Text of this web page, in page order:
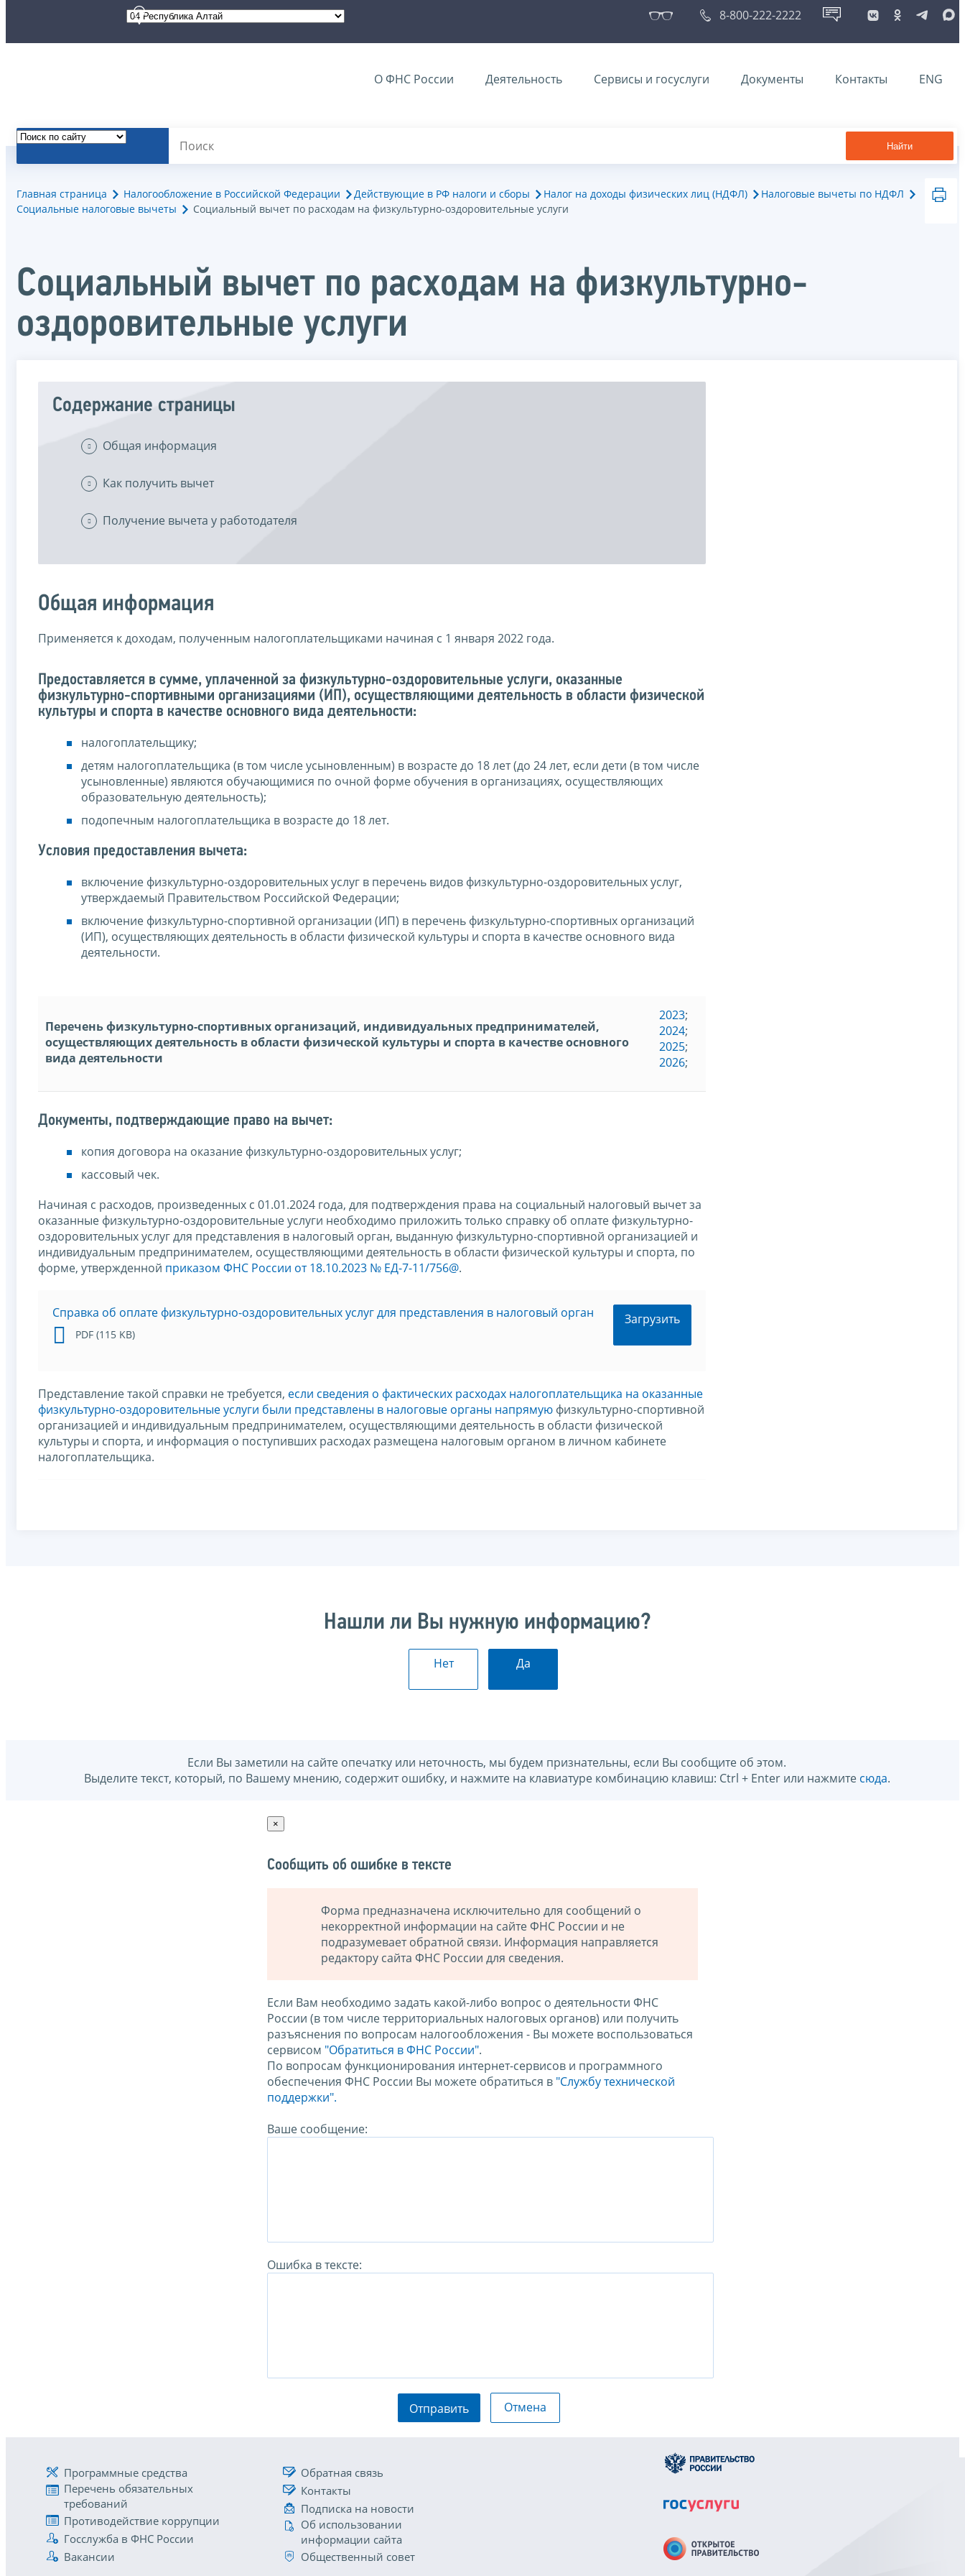
8-800-222-2222
О ФНС России Деятельность Сервисы и госуслуги Документы Контакты ENG
Найти
Главная страница Налогообложение в Российской Федерации Действующие в РФ налоги и сборы Налог на доходы физических лиц (НДФЛ)
Налоговые вычеты по НДФЛ
Социальные налоговые вычеты
Социальный вычет по расходам на физкультурно-оздоровительные услуги
Социальный вычет по расходам на физкультурно-
оздоровительные услуги
Содержание страницы
Общая информация
Как получить вычет
Получение вычета у работодателя
Общая информация
Применяется к доходам, полученным налогоплательщиками начиная с 1 января 2022 года.
Предоставляется в сумме, уплаченной за физкультурно-оздоровительные услуги, оказанные
физкультурно-спортивными организациями (ИП), осуществляющими деятельность в области физической
культуры и спорта в качестве основного вида деятельности:
налогоплательщику;
детям налогоплательщика (в том числе усыновленным) в возрасте до 18 лет (до 24 лет, если дети (в том числе
усыновленные) являются обучающимися по очной форме обучения в организациях, осуществляющих
образовательную деятельность);
подопечным налогоплательщика в возрасте до 18 лет.
Условия предоставления вычета:
включение физкультурно-оздоровительных услуг в перечень видов физкультурно-оздоровительных услуг,
утверждаемый Правительством Российской Федерации;
включение физкультурно-спортивной организации (ИП) в перечень физкультурно-спортивных организаций
(ИП), осуществляющих деятельность в области физической культуры и спорта в качестве основного вида
деятельности.
Перечень физкультурно-спортивных организаций, индивидуальных предпринимателей,
осуществляющих деятельность в области физической культуры и спорта в качестве основного
вида деятельности
2023;
2024;
2025;
2026;
Документы, подтверждающие право на вычет:
копия договора на оказание физкультурно-оздоровительных услуг;
кассовый чек.
Начиная с расходов, произведенных с 01.01.2024 года, для подтверждения права на социальный налоговый вычет за
оказанные физкультурно-оздоровительные услуги необходимо приложить только справку об оплате физкультурно-
оздоровительных услуг для представления в налоговый орган, выданную физкультурно-спортивной организацией и
индивидуальным предпринимателем, осуществляющими деятельность в области физической культуры и спорта, по
форме, утвержденной приказом ФНС России от 18.10.2023 № ЕД-7-11/756@.
Справка об оплате физкультурно-оздоровительных услуг для представления в налоговый орган
PDF (115 KB)
Загрузить
Представление такой справки не требуется, если сведения о фактических расходах налогоплательщика на оказанные
физкультурно-оздоровительные услуги были представлены в налоговые органы напрямую физкультурно-спортивной
организацией и индивидуальным предпринимателем, осуществляющими деятельность в области физической
культуры и спорта, и информация о поступивших расходах размещена налоговым органом в личном кабинете
налогоплательщика.
Нашли ли Вы нужную информацию?
Нет Да
Если Вы заметили на сайте опечатку или неточность, мы будем признательны, если Вы сообщите об этом.
Выделите текст, который, по Вашему мнению, содержит ошибку, и нажмите на клавиатуре комбинацию клавиш: Ctrl + Enter или нажмите сюда.
×
Сообщить об ошибке в тексте
Форма предназначена исключительно для сообщений о
некорректной информации на сайте ФНС России и не
подразумевает обратной связи. Информация направляется
редактору сайта ФНС России для сведения.
Если Вам необходимо задать какой-либо вопрос о деятельности ФНС
России (в том числе территориальных налоговых органов) или получить
разъяснения по вопросам налогообложения - Вы можете воспользоваться
сервисом "Обратиться в ФНС России".
По вопросам функционирования интернет-сервисов и программного
обеспечения ФНС России Вы можете обратиться в "Службу технической
поддержки".
Ваше сообщение:
Ошибка в тексте:
Отправить Отмена
Программные средства
Перечень обязательных
требований
Противодействие коррупции
Госслужба в ФНС России
Вакансии
Обратная связь
Контакты
Подписка на новости
Об использовании
информации сайта
Общественный совет